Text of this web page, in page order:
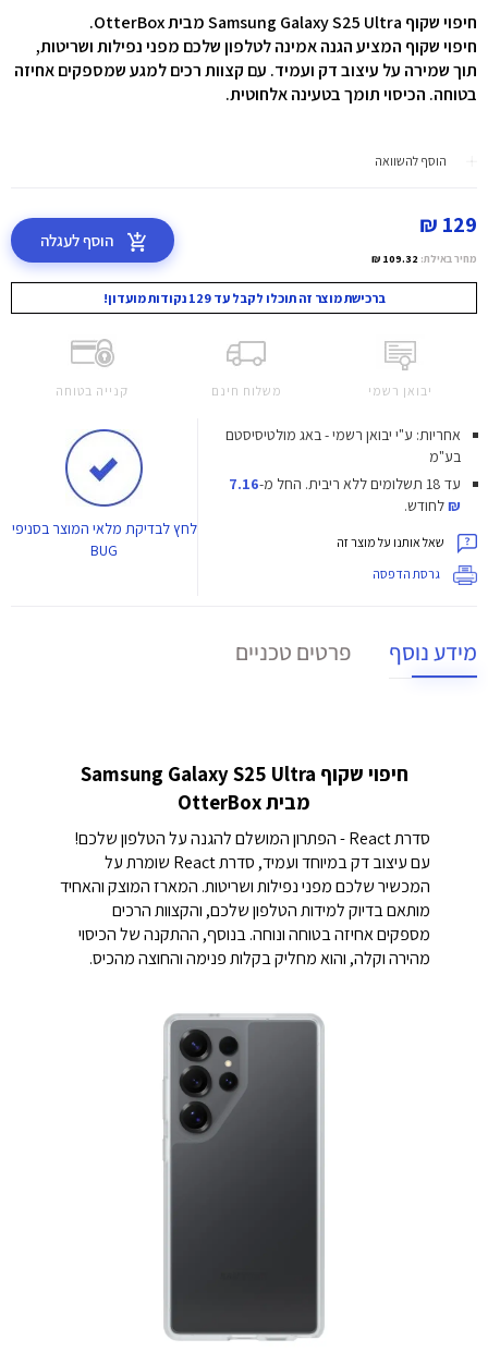
חיפוי שקוף Samsung Galaxy S25 Ultra מבית OtterBox.
חיפוי שקוף המציע הגנה אמינה לטלפון שלכם מפני נפילות ושריטות,
תוך שמירה על עיצוב דק ועמיד. עם קצוות רכים למגע שמספקים אחיזה
בטוחה. הכיסוי תומך בטעינה אלחוטית.
הוסף להשוואה
129 ₪
מחיר באילת: 109.32 ₪
הוסף לעגלה
ברכישת מוצר זה תוכלו לקבל עד 129 נקודות מועדון!
יבואן רשמי משלוח חינם קנייה בטוחה
אחריות: ע"י יבואן רשמי - באג מולטיסיסטם
בע"מ
עד 18 תשלומים ללא ריבית.
החל מ-7.16
₪לחודש.
שאל אותנו על מוצר זה
גרסת הדפסה
לחץלבדיקת מלאי המוצר בסניפי
BUG
מידע נוסף פרטים טכניים
חיפוי שקוף Samsung Galaxy S25 Ultra
מבית OtterBox
סדרת React - הפתרון המושלם להגנה על הטלפון שלכם!
עם עיצוב דק במיוחד ועמיד, סדרת React שומרת על
המכשיר שלכם מפני נפילות ושריטות. המארז המוצק והאחיד
מותאם בדיוק למידות הטלפון שלכם, והקצוות הרכים
מספקים אחיזה בטוחה ונוחה. בנוסף, ההתקנה של הכיסוי
מהירה וקלה, והוא מחליק בקלות פנימה והחוצה מהכיס.